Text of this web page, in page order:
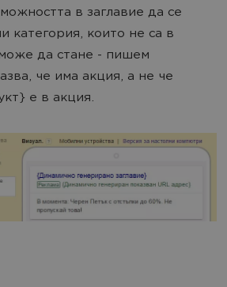
в заглавие да се
категория, които не са в
да стане - пишем
че има акция, а не че
е в акция.